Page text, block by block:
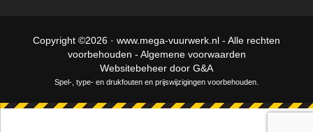
Copyright ©2026 · www.mega-vuurwerk.nl - Alle rechten
voorbehouden - Algemene voorwaarden
Websitebeheer door G&A
Spel-, type- en drukfouten en prijswijzigingen voorbehouden.